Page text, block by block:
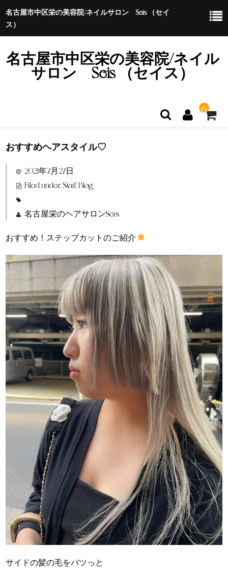
名古屋市中区栄の美容院/ネイルサロン Seis （セイ
ス）
名古屋市中区栄の美容院/ネイル
サロン Seis （セイス）
0
ホーム
特定商取引法に基づく表示
おすすめヘアスタイル♡
2021年7月27日
Filed under:Staff Blog
名古屋栄のヘアサロンSeis
おすすめ！ステップカットのご紹介
サイドの髪の毛をバツっと